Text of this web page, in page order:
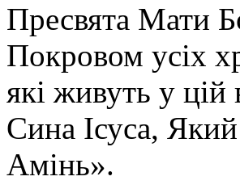
Пресвята Мати
Покровом усіх
які живуть у цій
Сина Ісуса,
Амінь».